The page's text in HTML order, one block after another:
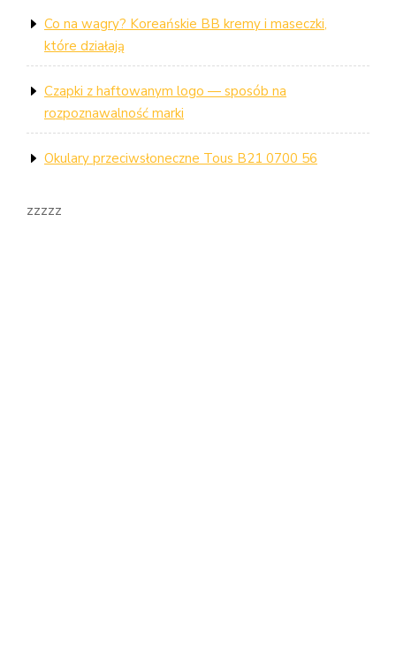
Co na wagry? Koreańskie BB kremy i maseczki,
które działają
Czapki z haftowanym logo — sposób na
rozpoznawalność marki
Okulary przeciwsłoneczne Tous B21 0700 56
zzzzz